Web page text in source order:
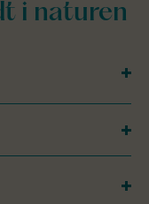
i naturen